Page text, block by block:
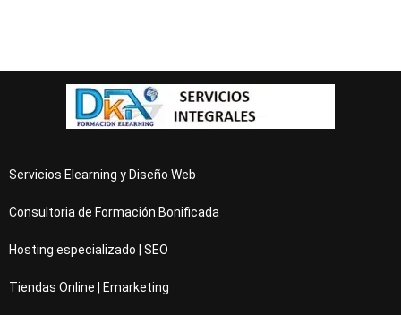
Servicios Elearning y Diseño Web
Consultoria de Formación Bonificada
Hosting especializado | SEO
Tiendas Online | Emarketing